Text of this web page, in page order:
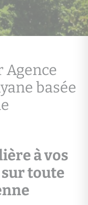
basée
à vos
toute